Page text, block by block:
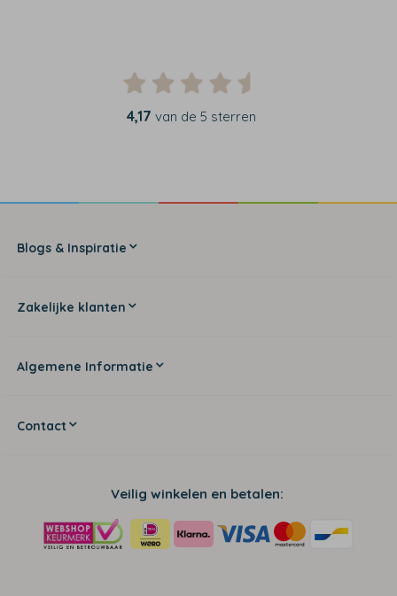
4,17 van de 5 sterren
Blogs & Inspiratie
Zakelijke klanten
Algemene Informatie
Contact
Veilig winkelen en betalen: